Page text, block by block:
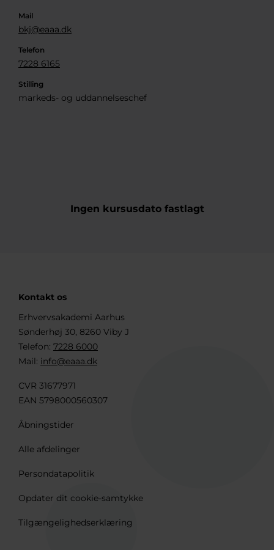
Mail
bkj@eaaa.dk
Telefon
7228 6165
Stilling
markeds- og uddannelseschef
Ingen kursusdato fastlagt
Kontakt os
Erhvervsakademi Aarhus
Sønderhøj 30, 8260 Viby J
Telefon: 7228 6000
Mail: info@eaaa.dk
CVR 31677971
EAN 5798000560307
Åbningstider
Alle afdelinger
Persondatapolitik
Opdater dit cookie-samtykke
Tilgængelighedserklæring